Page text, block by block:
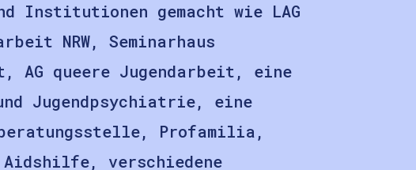
Institutionen gemacht wie LAG
NRW, Seminarhaus
AG queere Jugendarbeit, eine
Jugendpsychiatrie, eine
Profamilia,
Aidshilfe, verschiedene